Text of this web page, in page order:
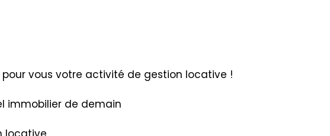
pour vous votre activité de gestion locative !
immobilier de demain